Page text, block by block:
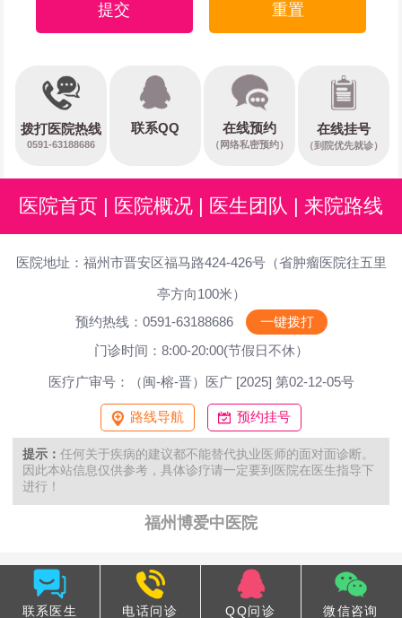
提交 重置
拨打医院热线
0591-63188686
联系QQ 在线预约
（网络私密预约）
在线挂号
（到院优先就诊）
医院首页 医院概况 医生团队 来院路线
医院地址：福州市晋安区福马路424-426号（省肿瘤医院往五里
亭方向100米）
预约热线：0591-63188686
一键拨打
门诊时间：8:00-20:00(节假日不休）
医疗广审号：（闽-榕-晋）医广 [2025] 第02-12-05号
路线导航 预约挂号
提示： 任何关于疾病的建议都不能替代执业医师的面对面诊断。
因此本站信息仅供参考，具体诊疗请一定要到医院在医生指导下
进行！
福州博爱中医院
联系医生 电话问诊 QQ问诊 微信咨询